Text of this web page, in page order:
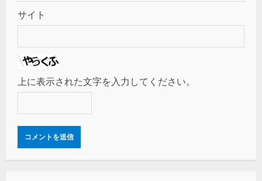
サイト
上に表示された文字を入力してください。